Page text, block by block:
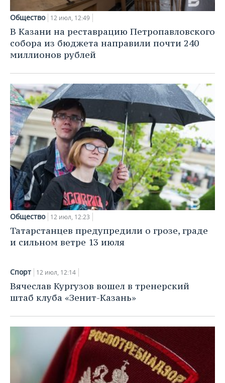
ХОККЕЙ С МЯЧОМ
ПРОИСШЕСТВИЯ
Общество 12 июл, 12:49
В Казани на реставрацию Петропавловского
собора из бюджета направили почти 240
миллионов рублей
Общество 12 июл, 12:23
Татарстанцев предупредили о грозе, граде
и сильном ветре 13 июля
Спорт 12 июл, 12:14
Вячеслав Кургузов вошел в тренерский
штаб клуба «Зенит-Казань»